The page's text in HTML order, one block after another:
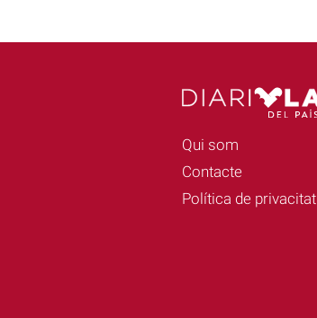
Qui som
Contacte
Política de privacitat